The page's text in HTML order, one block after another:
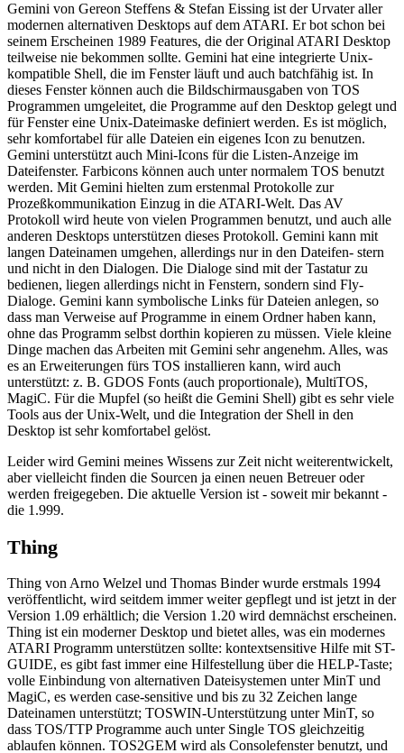
Gemini von Gereon Steffens & Stefan Eissing ist der Urvater aller
modernen alternativen Desktops auf dem ATARI. Er bot schon bei
seinem Erscheinen 1989 Features, die der Original ATARI Desktop
teilweise nie bekommen sollte. Gemini hat eine integrierte Unix-
kompatible Shell, die im Fenster läuft und auch batchfähig ist. In
dieses Fenster können auch die Bildschirmausgaben von TOS
Programmen umgeleitet, die Programme auf den Desktop gelegt und
für Fenster eine Unix-Dateimaske definiert werden. Es ist möglich,
sehr komfortabel für alle Dateien ein eigenes Icon zu benutzen.
Gemini unterstützt auch Mini-Icons für die Listen-Anzeige im
Dateifenster. Farbicons können auch unter normalem TOS benutzt
werden. Mit Gemini hielten zum erstenmal Protokolle zur
Prozeßkommunikation Einzug in die ATARI-Welt. Das AV
Protokoll wird heute von vielen Programmen benutzt, und auch alle
anderen Desktops unterstützen dieses Protokoll. Gemini kann mit
langen Dateinamen umgehen, allerdings nur in den Dateifen- stern
und nicht in den Dialogen. Die Dialoge sind mit der Tastatur zu
bedienen, liegen allerdings nicht in Fenstern, sondern sind Fly-
Dialoge. Gemini kann symbolische Links für Dateien anlegen, so
dass man Verweise auf Programme in einem Ordner haben kann,
ohne das Programm selbst dorthin kopieren zu müssen. Viele kleine
Dinge machen das Arbeiten mit Gemini sehr angenehm. Alles, was
es an Erweiterungen fürs TOS installieren kann, wird auch
unterstützt: z. B. GDOS Fonts (auch proportionale), MultiTOS,
MagiC. Für die Mupfel (so heißt die Gemini Shell) gibt es sehr viele
Tools aus der Unix-Welt, und die Integration der Shell in den
Desktop ist sehr komfortabel gelöst.
Leider wird Gemini meines Wissens zur Zeit nicht weiterentwickelt,
aber vielleicht finden die Sourcen ja einen neuen Betreuer oder
werden freigegeben. Die aktuelle Version ist - soweit mir bekannt -
die 1.999.
Thing
Thing von Arno Welzel und Thomas Binder wurde erstmals 1994
veröffentlicht, wird seitdem immer weiter gepflegt und ist jetzt in der
Version 1.09 erhältlich; die Version 1.20 wird demnächst erscheinen.
Thing ist ein moderner Desktop und bietet alles, was ein modernes
ATARI Programm unterstützen sollte: kontextsensitive Hilfe mit ST-
GUIDE, es gibt fast immer eine Hilfestellung über die HELP-Taste;
volle Einbindung von alternativen Dateisystemen unter MinT und
MagiC, es werden case-sensitive und bis zu 32 Zeichen lange
Dateinamen unterstützt; TOSWIN-Unterstützung unter MinT, so
dass TOS/TTP Programme auch unter Single TOS gleichzeitig
ablaufen können. TOS2GEM wird als Consolefenster benutzt, und